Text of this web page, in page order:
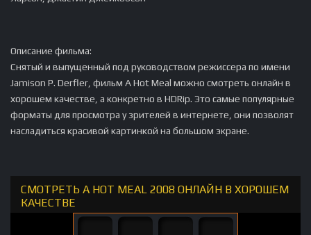
Описание фильма:
Снятый и выпущенный под руководством режиссера по имени
Jamison P. Derfler, фильм A Hot Meal можно смотреть онлайн в
хорошем качестве, а конкретно в HDRip. Это самые популярные
форматы для просмотра у зрителей в интернете, они позволят
насладиться красивой картинкой на большом экране.
СМОТРЕТЬ A HOT MEAL 2008 ОНЛАЙН В ХОРОШЕМ
КАЧЕСТВЕ